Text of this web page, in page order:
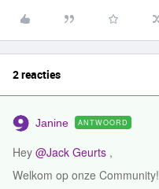
2 reacties
Janine ANTWOORD
Hey @Jack Geurts ,
Welkom op onze Community!